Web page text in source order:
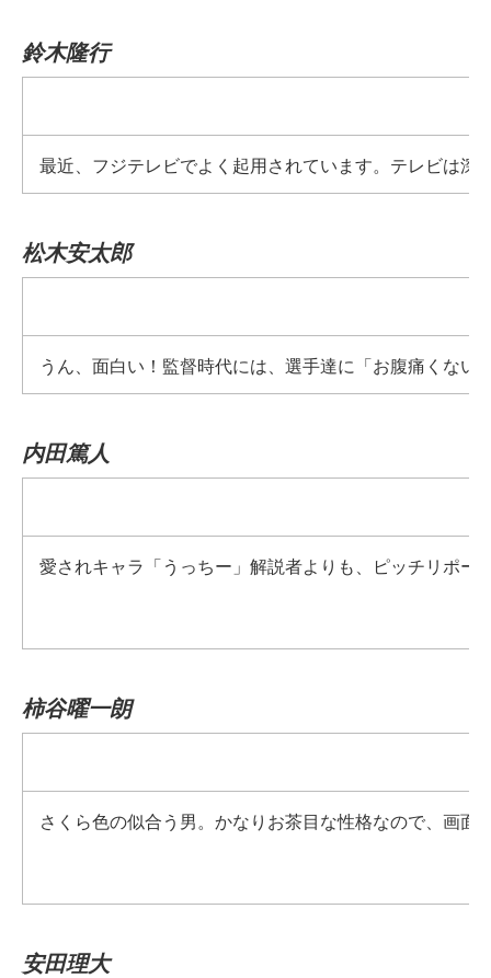
鈴木隆行
最近、フジテレビでよく起用されています。テレビは
松木安太郎
うん、面白い！監督時代には、選手達に「お腹痛くな
内田篤人
愛されキャラ「うっちー」解説者よりも、ピッチリポ
柿谷曜一朗
さくら色の似合う男。かなりお茶目な性格なので、画
安田理大